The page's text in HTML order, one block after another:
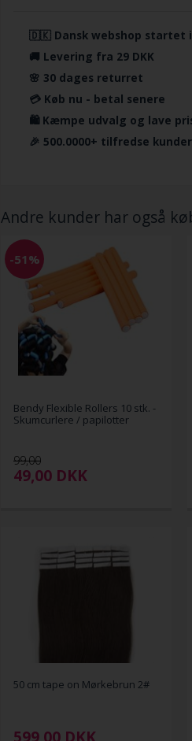
🇩🇰 Dansk webshop startet i
🚚 Levering fra 29 DKK
🌸 30 dages returret
💳 Køb nu - betal senere
🛍️ Kæmpe udvalg og lave
🎉 500.0000+ tilfredse kunder
Andre kunder har også
-51%
Bendy Flexible Rollers 10 stk. -
Skumcurlere / papilotter
99,00
49,00 DKK
50 cm tape on Mørkebrun 2#